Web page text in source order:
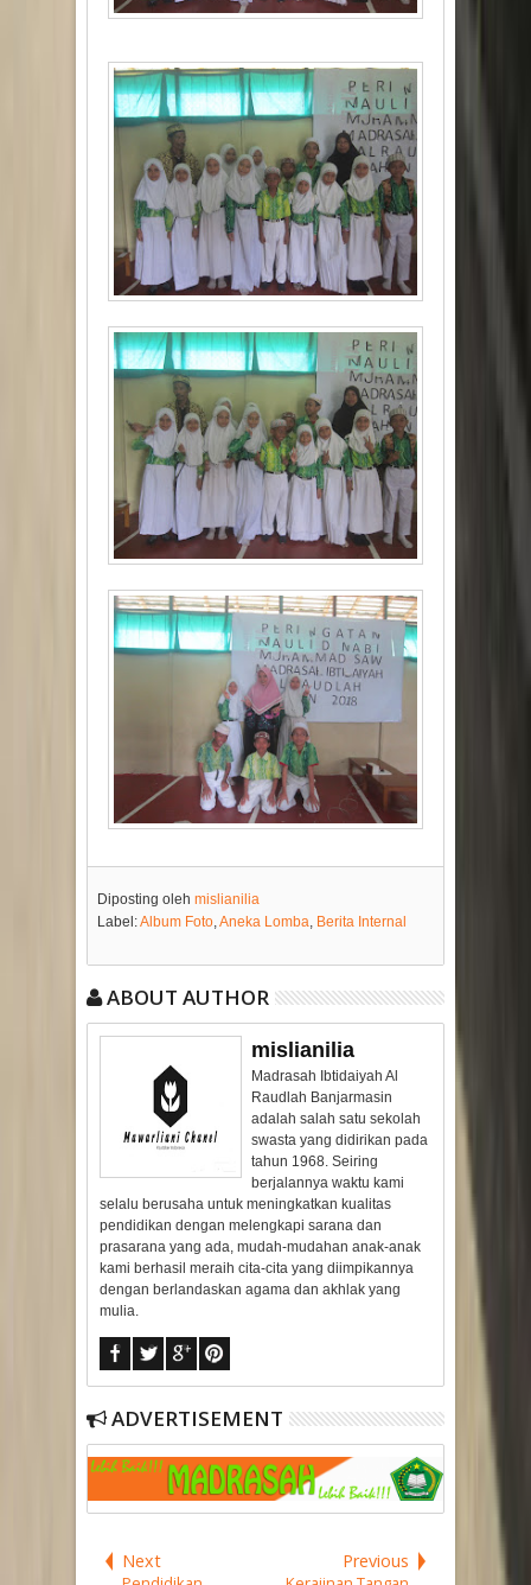
Diposting olehmislianilia
Label:Album Foto,Aneka Lomba, Berita Internal
ABOUT AUTHOR
mislianilia
Madrasah Ibtidaiyah Al
Raudlah Banjarmasin
adalah salah satu sekolah
swasta yang didirikan pada
tahun 1968. Seiring
berjalannya waktu kami
selalu berusaha untuk meningkatkan kualitas
pendidikan dengan melengkapi sarana dan
prasarana yang ada, mudah-mudahan anak-anak
kami berhasil meraih cita-cita yang diimpikannya
dengan berlandaskan agama dan akhlak yang
mulia.
ADVERTISEMENT
Next Previous